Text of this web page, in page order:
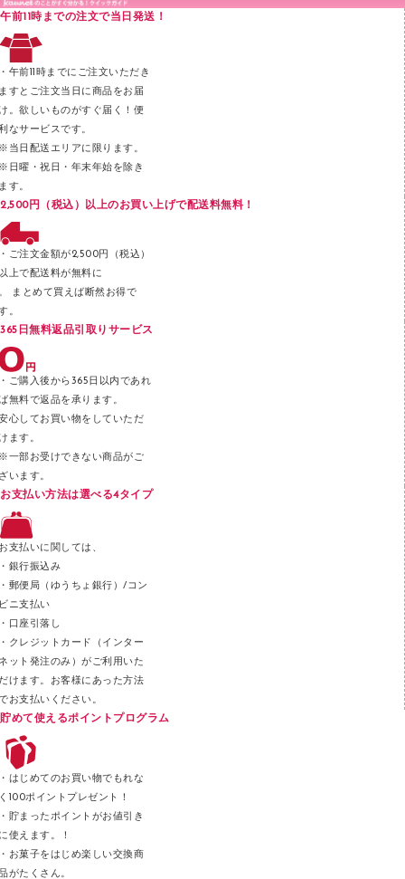
Ｚ式ファイル
２穴リフィル・２穴インデックス
印章用品
ラベル類
メンディングテープ
メッシュケース／ペンケース
フロアケース
ブックエンド／ブックスタンド
パンチ
はさみ
テープカッター
その他文具
セロハンテープ
スティックのり
クリップ
カッター
午前11時までの注文で当日発送！
午前11時までにご注文いただき
すとご注文当日に商品をお届
。欲しいものがすぐ届く！便
なサービスです。
当日配送エリアに限ります。
日曜・祝日・年末年始を除き
す。
2,500円（税込）以上のお買い上げで配送料無料！
ご注文金額が2,500円（税込）
上で配送料が無料に
まとめて買えば断然お得で
。
365日無料返品引取りサービス
ご購入後から365日以内であれ
無料で返品を承ります。
心してお買い物をしていただ
ます。
一部お受けできない商品がご
います。
お支払い方法は選べる4タイプ
支払いに関しては、
銀行振込み
郵便局（ゆうちょ銀行）/コン
ニ支払い
口座引落し
クレジットカード（インター
ット発注のみ）がご利用いた
けます。お客様にあった方法
お支払いください。
貯めて使えるポイントプログラム
はじめてのお買い物でもれな
100ポイントプレゼント！
貯まったポイントがお値引き
使えます。！
お菓子をはじめ楽しい交換商
がたくさん。